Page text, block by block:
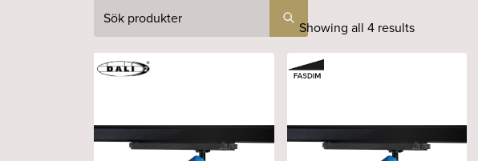
Sök Showing all 4 results